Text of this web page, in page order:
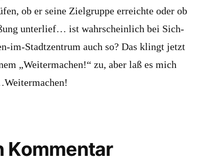
ob er seine Zielgruppe erreichte oder ob
unterlief… ist wahrscheinlich bei Sich-
im-Stadtzentrum auch so? Das klingt jetzt
„Weitermachen!“ zu, aber laß es mich
Kommentar